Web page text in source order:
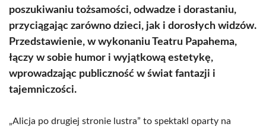
poszukiwaniu tożsamości, odwadze i dorastaniu,
przyciągając zarówno dzieci, jak i dorosłych widzów.
Przedstawienie, w wykonaniu Teatru Papahema,
łączy w sobie humor i wyjątkową estetykę,
wprowadzając publiczność w świat fantazji i
tajemniczości.
„Alicja po drugiej stronie lustra” to spektakl oparty na